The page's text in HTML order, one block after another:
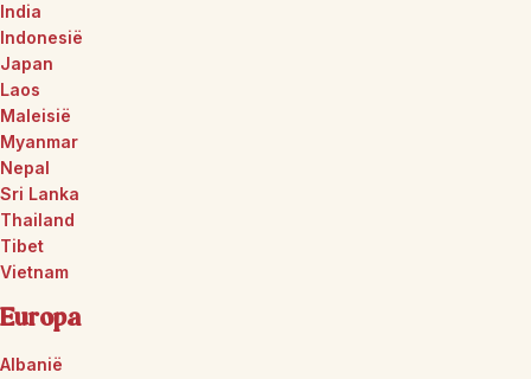
India
Indonesië
Japan
Laos
Maleisië
Myanmar
Nepal
Sri Lanka
Thailand
Tibet
Vietnam
Europa
Albanië